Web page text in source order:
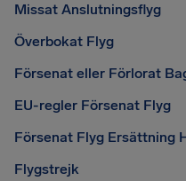
Missat Anslutningsflyg
Överbokat Flyg
Försenat eller Förlorat
EU-regler Försenat Flyg
Försenat Flyg Ersättning
Flygstrejk